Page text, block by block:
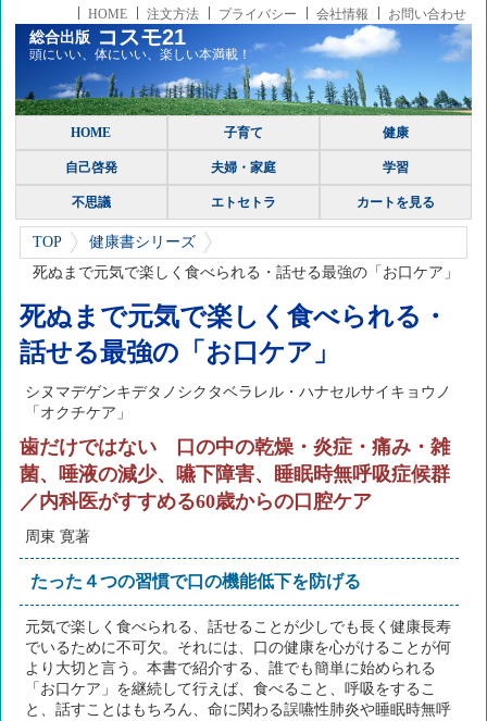
HOME 注文方法 プライバシー 会社情報 お問い合わせ
総合出版コスモ21
頭にいい、体にいい、楽しい本満載！
HOME 子育て 健康
自己啓発 夫婦・家庭 学習
不思議 エトセトラ カートを見る
TOP
健康書シリーズ
死ぬまで元気で楽しく食べられる・話せる最強の「お口ケア」
死ぬまで元気で楽しく食べられる・
話せる最強の「お口ケア」
シヌマデゲンキデタノシクタベラレル・ハナセルサイキョウノ
「オクチケア」
歯だけではない 口の中の乾燥・炎症・痛み・雑
菌、唾液の減少、嚥下障害、睡眠時無呼吸症候群
／内科医がすすめる60歳からの口腔ケア
周東 寛著
たった４つの習慣で口の機能低下を防げる
元気で楽しく食べられる、話せることが少しでも長く健康長寿
でいるために不可欠。それには、口の健康を心がけることが何
より大切と言う。本書で紹介する、誰でも簡単に始められる
「お口ケア」を継続して行えば、食べること、呼吸をするこ
と、話すことはもちろん、命に関わる誤嚥性肺炎や睡眠時無呼